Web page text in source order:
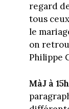
regard
tous
le
on
Philippe
MàJ à